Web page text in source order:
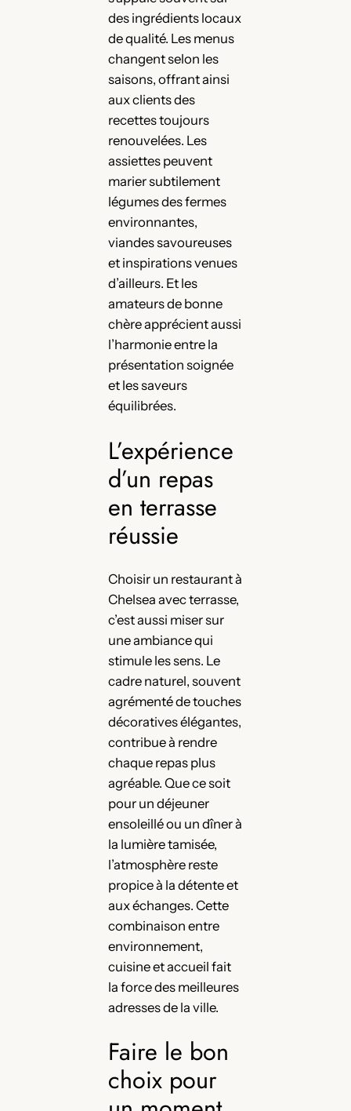
des ingrédients locaux
de qualité. Les menus
changent selon les
saisons, offrant ainsi
aux clients des
recettes toujours
renouvelées. Les
assiettes peuvent
marier subtilement
légumes des fermes
environnantes,
viandes savoureuses
et inspirations venues
d’ailleurs. Et les
amateurs de bonne
chère apprécient aussi
l’harmonie entre la
présentation soignée
et les saveurs
équilibrées.
L’expérience
d’un repas
en terrasse
réussie
Choisir un restaurant à
Chelsea avec terrasse,
c’est aussi miser sur
une ambiance qui
stimule les sens. Le
cadre naturel, souvent
agrémenté de touches
décoratives élégantes,
contribue à rendre
chaque repas plus
agréable. Que ce soit
pour un déjeuner
ensoleillé ou un dîner à
la lumière tamisée,
l’atmosphère reste
propice à la détente et
aux échanges. Cette
combinaison entre
environnement,
cuisine et accueil fait
la force des meilleures
adresses de la ville.
Faire le bon
choix pour